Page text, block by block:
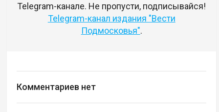
Telegram-канале. Не пропусти, подписывайся!
Telegram-канал издания "Вести
Подмосковья".
Комментариев нет